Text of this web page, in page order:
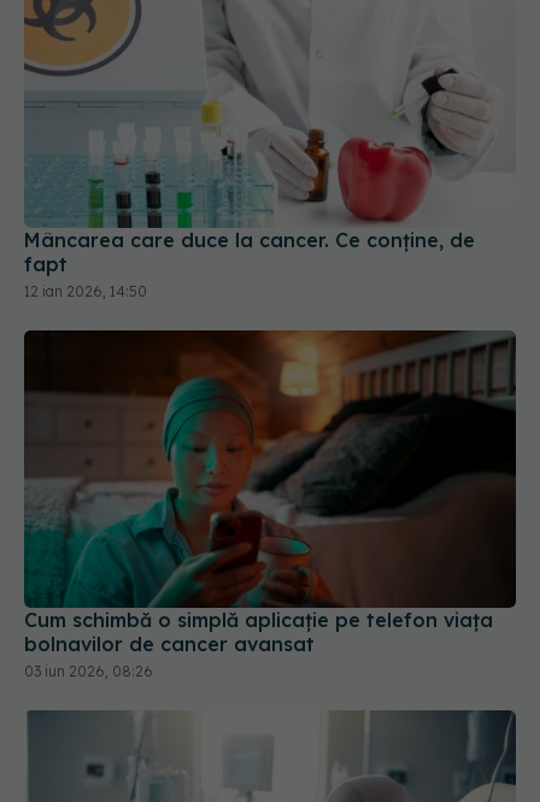
Mâncarea care duce la cancer. Ce conține, de
fapt
12 ian 2026, 14:50
Cum schimbă o simplă aplicație pe telefon viața
bolnavilor de cancer avansat
03 iun 2026, 08:26